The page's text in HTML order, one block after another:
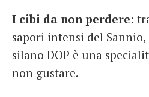
I cibi da non perdere:
sapori intensi del
silano DOP è una
non gustare.